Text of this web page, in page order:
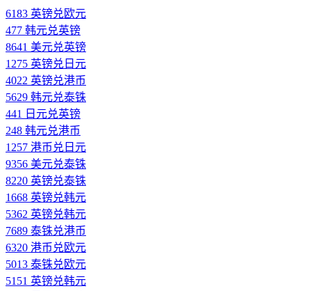
6183 英镑兑欧元
477 韩元兑英镑
8641 美元兑英镑
1275 英镑兑日元
4022 英镑兑港币
5629 韩元兑泰铢
441 日元兑英镑
248 韩元兑港币
1257 港币兑日元
9356 美元兑泰铢
8220 英镑兑泰铢
1668 英镑兑韩元
5362 英镑兑韩元
7689 泰铢兑港币
6320 港币兑欧元
5013 泰铢兑欧元
5151 英镑兑韩元